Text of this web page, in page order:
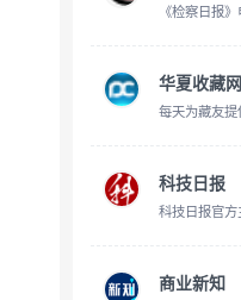
华夏收藏网
每天为藏友
科技日报
科技日报官方
商业新知